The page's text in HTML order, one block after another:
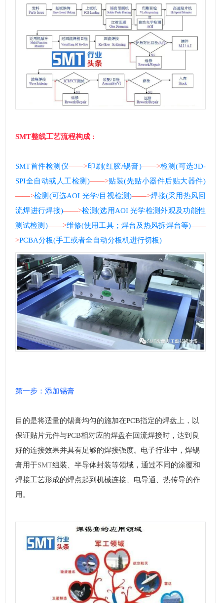
SMT整线工艺流程构成 :
SMT首件检测仪——>印刷(红胶/锡膏)——>检测(可选3D-
SPI全自动或人工检测)——>贴装(先贴小器件后贴大器件)
——>检测(可选AOI 光学/目视检测)——>焊接(采用热风回
流焊进行焊接)——>检测(选用AOI 光学检测外观及功能性
测试检测)——>维修(使用工具；焊台及热风拆焊台等)——
>PCBA分板(手工或者全自动分板机进行切板)
第一步：添加锡膏
目的是将适量的锡膏均匀的施加在PCB指定的焊盘上，以
保证贴片元件与PCB相对应的焊盘在回流焊接时，达到良
好的连接效果并具有足够的焊接强度。 电子行业中，焊锡
膏用于SMT组装、半导体封装等领域，通过不同的涂覆和
焊接工艺形成的焊点起到机械连接、电导通、热传导的作
用。